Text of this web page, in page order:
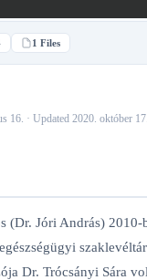
1 Files
16. · Updated 2020. október 17.
(Dr. Jóri András)
Dr. Trócsányi Sára